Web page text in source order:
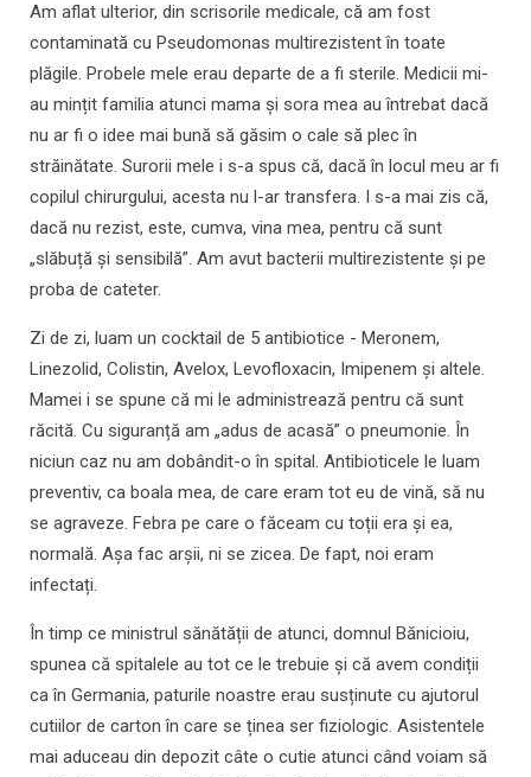
Am aflat ulterior, din scrisorile medicale, că am fost
contaminată cu Pseudomonas multirezistent în toate
plăgile. Probele mele erau departe de a fi sterile. Medicii mi-
au mințit familia atunci mama și sora mea au întrebat dacă
nu ar fi o idee mai bună să găsim o cale să plec în
străinătate. Surorii mele i s-a spus că, dacă în locul meu ar fi
copilul chirurgului, acesta nu l-ar transfera. I s-a mai zis că,
dacă nu rezist, este, cumva, vina mea, pentru că sunt
„slăbuță și sensibilă”. Am avut bacterii multirezistente și pe
proba de cateter.
Zi de zi, luam un cocktail de 5 antibiotice - Meronem,
Linezolid, Colistin, Avelox, Levofloxacin, Imipenem și altele.
Mamei i se spune că mi le administrează pentru că sunt
răcită. Cu siguranță am „adus de acasă” o pneumonie. În
niciun caz nu am dobândit-o în spital. Antibioticele le luam
preventiv, ca boala mea, de care eram tot eu de vină, să nu
se agraveze. Febra pe care o făceam cu toții era și ea,
normală. Așa fac arșii, ni se zicea. De fapt, noi eram
infectați.
În timp ce ministrul sănătății de atunci, domnul Bănicioiu,
spunea că spitalele au tot ce le trebuie și că avem condiții
ca în Germania, paturile noastre erau susținute cu ajutorul
cutiilor de carton în care se ținea ser fiziologic. Asistentele
mai aduceau din depozit câte o cutie atunci când voiam să